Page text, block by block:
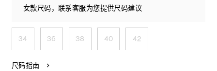
女款尺码，联系客服为您提供尺码建议
34 36 38 40 42
尺码指南